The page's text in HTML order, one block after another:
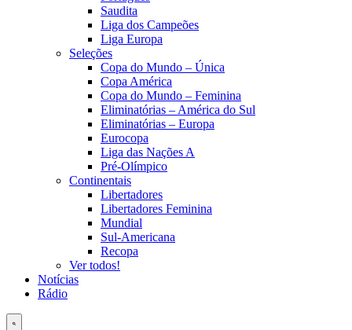
Saudita
Liga dos Campeões
Liga Europa
Seleções
Copa do Mundo – Única
Copa América
Copa do Mundo – Feminina
Eliminatórias – América do Sul
Eliminatórias – Europa
Eurocopa
Liga das Nações A
Pré-Olímpico
Continentais
Libertadores
Libertadores Feminina
Mundial
Sul-Americana
Recopa
Ver todos!
Notícias
Rádio